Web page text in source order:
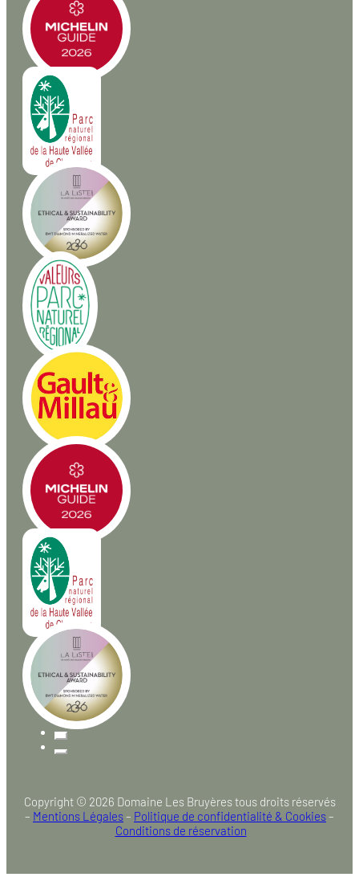
Copyright © 2026 Domaine Les Bruyères tous droits réservés
– Mentions Légales– Politique de confidentialité & Cookies–
Conditions de réservation